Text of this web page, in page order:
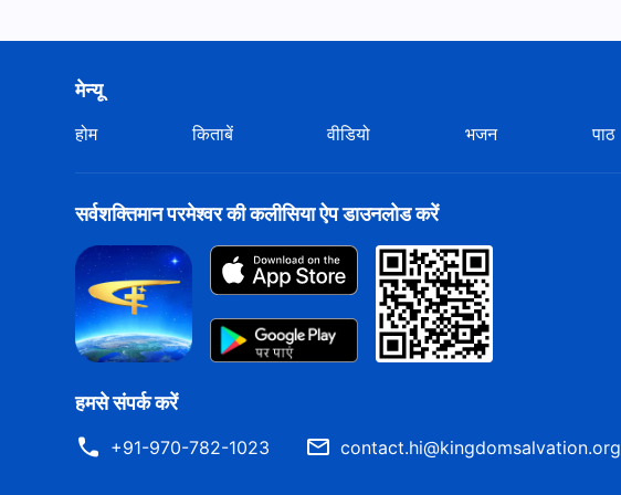
मेन्यू
होम किताबें वीडियो भजन पाठ
सर्वशक्तिमान परमेश्वर की कलीसिया ऐप डाउनलोड करें
हमसे संपर्क करें
+91-970-782-1023 contact.hi@kingdomsalvation.org